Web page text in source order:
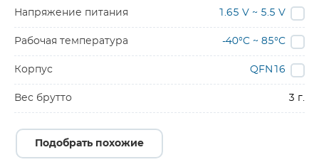
Напряжение питания 1.65 V ~ 5.5 V
Рабочая температура -40°C ~ 85°C
Корпус QFN16
Вес брутто 3 г.
Подобрать похожие